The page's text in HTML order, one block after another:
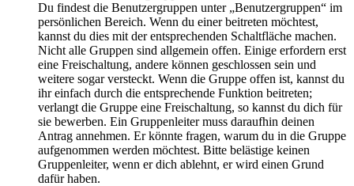
Du findest die Benutzergruppen unter „Benutzergruppen“ im
persönlichen Bereich. Wenn du einer beitreten möchtest,
kannst du dies mit der entsprechenden Schaltfläche machen.
Nicht alle Gruppen sind allgemein offen. Einige erfordern erst
eine Freischaltung, andere können geschlossen sein und
weitere sogar versteckt. Wenn die Gruppe offen ist, kannst du
ihr einfach durch die entsprechende Funktion beitreten;
verlangt die Gruppe eine Freischaltung, so kannst du dich für
sie bewerben. Ein Gruppenleiter muss daraufhin deinen
Antrag annehmen. Er könnte fragen, warum du in die Gruppe
aufgenommen werden möchtest. Bitte belästige keinen
Gruppenleiter, wenn er dich ablehnt, er wird einen Grund
dafür haben.